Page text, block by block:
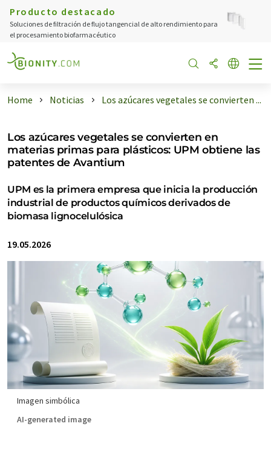
Producto destacado
Soluciones de filtración de flujo tangencial de alto rendimiento para
el procesamiento biofarmacéutico
Home Noticias Los azúcares vegetales se convierten ...
Los azúcares vegetales se convierten en
materias primas para plásticos: UPM obtiene las
patentes de Avantium
UPM es la primera empresa que inicia la producción
industrial de productos químicos derivados de
biomasa lignocelulósica
19.05.2026
Imagen simbólica
AI-generated image